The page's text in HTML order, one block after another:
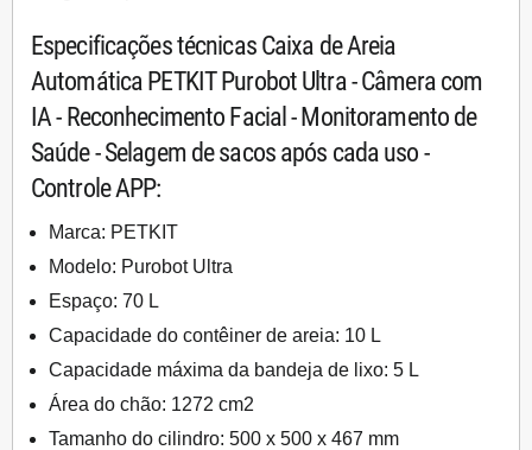
Especificações técnicas Caixa de Areia
Automática PETKIT Purobot Ultra - Câmera com
IA - Reconhecimento Facial - Monitoramento de
Saúde - Selagem de sacos após cada uso -
Controle APP:
Marca: PETKIT
Modelo: Purobot Ultra
Espaço: 70 L
Capacidade do contêiner de areia: 10 L
Capacidade máxima da bandeja de lixo: 5 L
Área do chão: 1272 cm2
Tamanho do cilindro: 500 x 500 x 467 mm